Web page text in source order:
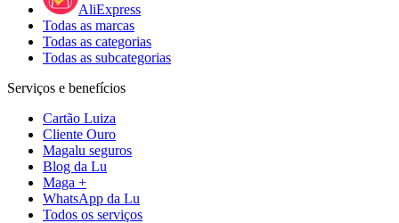
AliExpress
Todas as marcas
Todas as categorias
Todas as subcategorias
Serviços e benefícios
Cartão Luiza
Cliente Ouro
Magalu seguros
Blog da Lu
Maga +
WhatsApp da Lu
Todos os serviços